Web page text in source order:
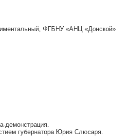
ФГБНУ «АНЦ «Донской»
демонстрация.
губернатора Юрия Слюсаря.